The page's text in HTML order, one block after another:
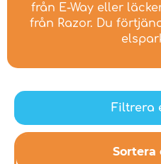
från E-Way eller
från Razor. Du
Filtrera
Sortera